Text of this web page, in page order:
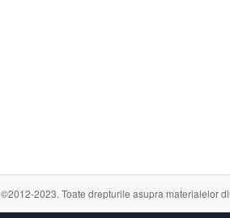
©2012-2023. Toate drepturile asupra materialelor